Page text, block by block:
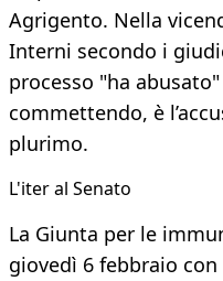
Agrigento. Nella
Interni secondo i
processo "ha
commettendo, è
plurimo.
L'iter al Senato
La Giunta per le
giovedì 6 febbraio